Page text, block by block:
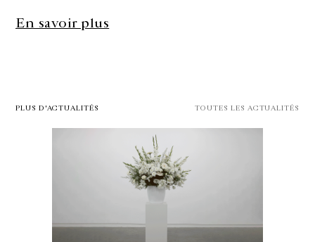
En savoir plus
PLUS D'ACTUALITÉS TOUTES LES ACTUALITÉS